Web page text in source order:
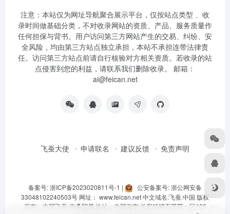
注意：本站仅为网址导航聚合展示平台，仅按站点类型 、收
录时间做基础分类，不对收录网站的资质、产品、服务质量作
任何担保与背书。用户访问第三方网站产生的交易、纠纷、安
全风险，均由第三方站点独立承担，本站不承担连带法律责
任。访问第三方站点前请自行核验对方相关资质。若收录的站
点侵害到您的利益，请联系我们删除收录。 邮箱：
ai@feican.net
飞蚕大使 申请联名 建议反馈 免责声明
备案号: 浙ICP备2023020811号-1 |
公安备案号: 浙公网安备
33048102240503号 网址： www.feican.net中文域名:飞蚕.中国 版权
所有：中国飞蚕-海桑贸易 地址：中国海宁·长安镇褚石花苑一区109